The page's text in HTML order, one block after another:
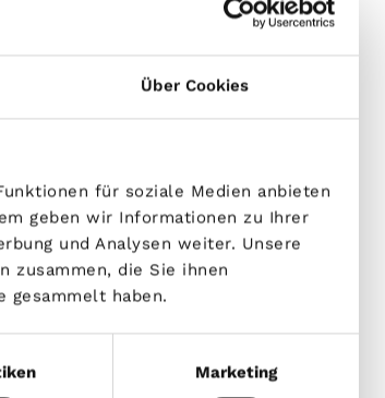
Über Cookies
für soziale Medien anbieten
geben wir Informationen zu Ihrer
und Analysen weiter. Unsere
zusammen, die Sie ihnen
gesammelt haben.
Marketing
einer
ist
Eines
aus